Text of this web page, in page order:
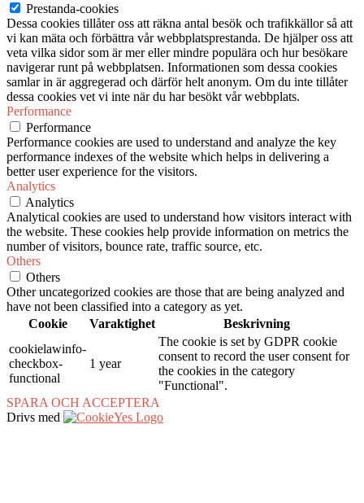
Prestanda-cookies
Dessa cookies tillåter oss att räkna antal besök och trafikkällor så att
vi kan mäta och förbättra vår webbplatsprestanda. De hjälper oss att
veta vilka sidor som är mer eller mindre populära och hur besökare
navigerar runt på webbplatsen. Informationen som dessa cookies
samlar in är aggregerad och därför helt anonym. Om du inte tillåter
dessa cookies vet vi inte när du har besökt vår webbplats.
Performance
Performance
Performance cookies are used to understand and analyze the key
performance indexes of the website which helps in delivering a
better user experience for the visitors.
Analytics
Analytics
Analytical cookies are used to understand how visitors interact with
the website. These cookies help provide information on metrics the
number of visitors, bounce rate, traffic source, etc.
Others
Others
Other uncategorized cookies are those that are being analyzed and
have not been classified into a category as yet.
Cookie
Varaktighet
Beskrivning
cookielawinfo-
checkbox-
functional
1 year
The cookie is set by GDPR cookie
consent to record the user consent for
the cookies in the category
"Functional".
SPARA OCH ACCEPTERA
Drivs med